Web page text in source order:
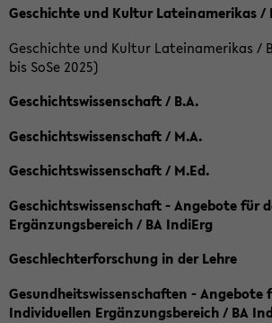
Geschichte und Kultur Lateinamerikas /
Geschichte und Kultur Lateinamerikas /
bis SoSe 2025)
Geschichtswissenschaft / B.A.
Geschichtswissenschaft / M.A.
Geschichtswissenschaft / M.Ed.
Geschichtswissenschaft - Angebote für
Ergänzungsbereich / BA IndiErg
Geschlechterforschung in der Lehre
Gesundheitswissenschaften - Angebote
Individuellen Ergänzungsbereich / BA